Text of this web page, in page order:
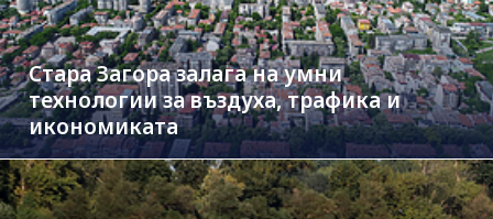
Стара Загора залага на умни
технологии за въздуха, трафика и
икономиката